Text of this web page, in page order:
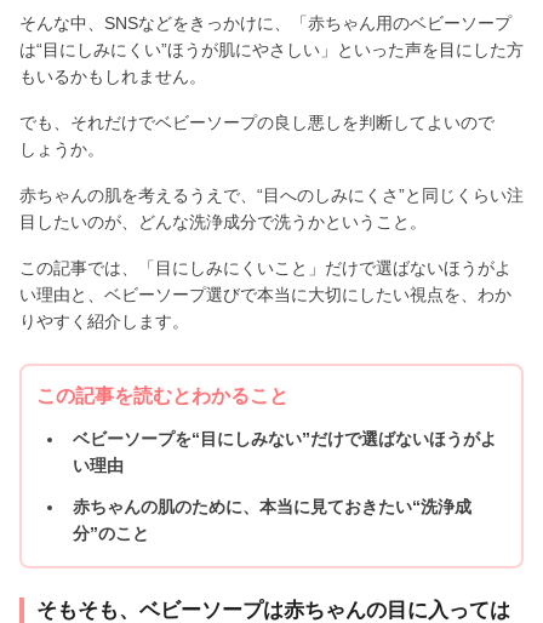
そんな中、SNSなどをきっかけに、「赤ちゃん用のベビーソープ
は“目にしみにくい”ほうが肌にやさしい」といった声を目にした方
もいるかもしれません。
でも、それだけでベビーソープの良し悪しを判断してよいので
しょうか。
赤ちゃんの肌を考えるうえで、“目へのしみにくさ”と同じくらい注
目したいのが、どんな洗浄成分で洗うかということ。
この記事では、「目にしみにくいこと」だけで選ばないほうがよ
い理由と、ベビーソープ選びで本当に大切にしたい視点を、わか
りやすく紹介します。
この記事を読むとわかること
ベビーソープを“目にしみない”だけで選ばないほうがよ
い理由
赤ちゃんの肌のために、本当に見ておきたい“洗浄成
分”のこと
そもそも、ベビーソープは赤ちゃんの目に入っては